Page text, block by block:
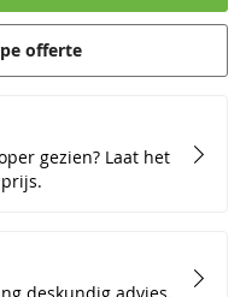
gezien? Laat het
offerte